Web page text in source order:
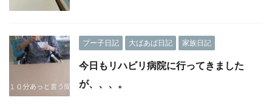
プー子日記 大ばあば日記 家族日記
今日もリハビリ病院に行ってきました
が、、、。